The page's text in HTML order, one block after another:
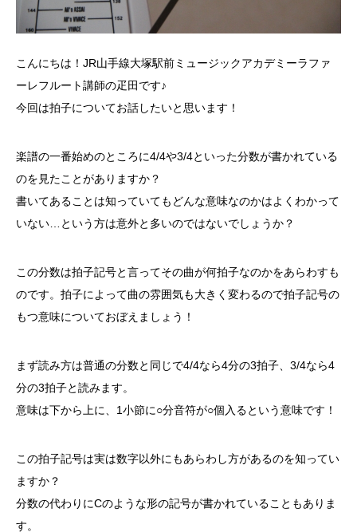
こんにちは！JR山手線大塚駅前ミュージックアカデミーラファ
ーレフルート講師の疋田です♪
今回は拍子についてお話したいと思います！
楽譜の一番始めのところに4/4や3/4といった分数が書かれている
のを見たことがありますか？
書いてあることは知っていてもどんな意味なのかはよくわかって
いない…という方は意外と多いのではないでしょうか？
この分数は拍子記号と言ってその曲が何拍子なのかをあらわすも
のです。拍子によって曲の雰囲気も大きく変わるので拍子記号の
もつ意味についておぼえましょう！
まず読み方は普通の分数と同じで4/4なら4分の3拍子、3/4なら4
分の3拍子と読みます。
意味は下から上に、1小節に○分音符が○個入るという意味です！
この拍子記号は実は数字以外にもあらわし方があるのを知ってい
ますか？
分数の代わりにCのような形の記号が書かれていることもありま
す。